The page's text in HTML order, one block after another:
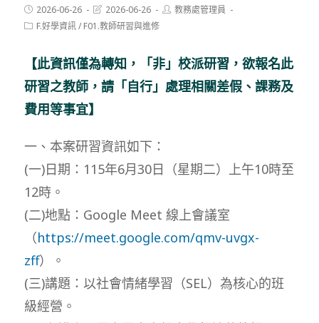
Post
published:
2026-06-26
Post
last
modified:
2026-06-26
Post教務處管理員
PostF.好學資訊/ F01.教師研習與進修
【此資訊僅為轉知，「非」校派研習，欲報名此
研習之教師，請「自行」處理相關差假、課務及
費用等事宜】
一、本案研習資訊如下：
(一)日期：115年6月30日（星期二）上午10時至
12時。
(二)地點：Google Meet 線上會議室
（https://meet.google.com/qmv-uvgx-
zff）。
(三)講題：以社會情緒學習（SEL）為核心的班
級經營。